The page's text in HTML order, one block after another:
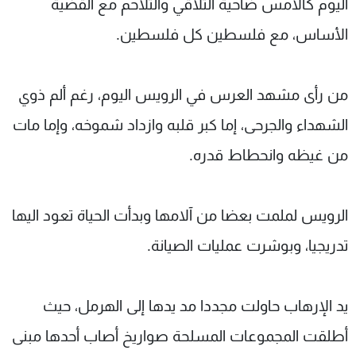
اليوم كالأمس ضاحية التلاقي والتلاحم مع القضية
الأساس، مع فلسطين كل فلسطين.
من رأى مشهد العرس في الرويس اليوم، رغم ألم ذوي
الشهداء والجرحى، إما كبر قلبه وازداد شموخه، وإما مات
من غيظه وانحطاط قدره.
الرويس لملمت بعضا من آلامها وبدأت الحياة تعود اليها
تدريجيا، وبوشرت عمليات الصيانة.
يد الإرهاب حاولت مجددا مد يدها إلى الهرمل، حيث
أطلقت المجموعات المسلحة صواريخ أصاب أحدها مبنى